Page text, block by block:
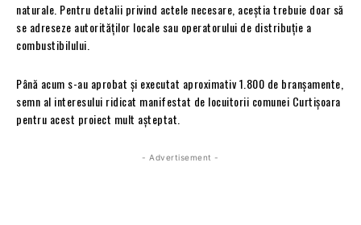
naturale. Pentru detalii privind actele necesare, aceștia trebuie doar să
se adreseze autorităților locale sau operatorului de distribuție a
combustibilului.
Până acum s-au aprobat și executat aproximativ 1.800 de branșamente,
semn al interesului ridicat manifestat de locuitorii comunei Curtișoara
pentru acest proiect mult așteptat.
- Advertisement -